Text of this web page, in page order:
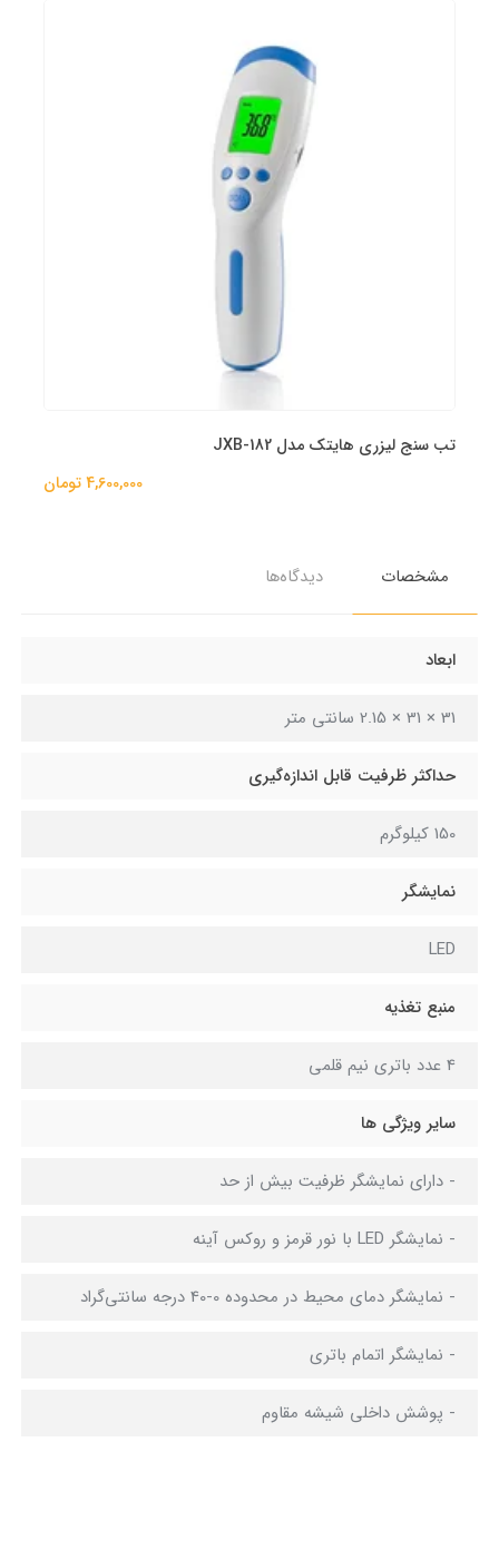
تب سنج لیزری هایتک مدل JXB-182
4,600,000 تومان
مشخصات دیدگاه‌ها
ابعاد
31 × 31 × 2.15 سانتی متر
حداکثر ظرفیت قابل اندازه‌گیری
150 کیلوگرم
نمایشگر
LED
منبع تغذیه
4 عدد باتری نیم قلمی
سایر ویژگی ها
- دارای نمایشگر ظرفیت بیش از حد
- نمایشگر LED با نور قرمز و روکس آینه
- نمایشگر دمای محیط در محدوده 0-40 درجه سانتی‌گراد
- نمایشگر اتمام باتری
- پوشش داخلی شیشه مقاوم